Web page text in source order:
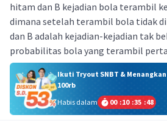
hitam dan B kejadian bola terambil
dimana setelah terambil bola tidak
dan B adalah kejadian-kejadian tak
probabilitas bola yang terambil
Ikuti Tryout SNBT &
100rb
Habis dalam
00 :10 :35 :48